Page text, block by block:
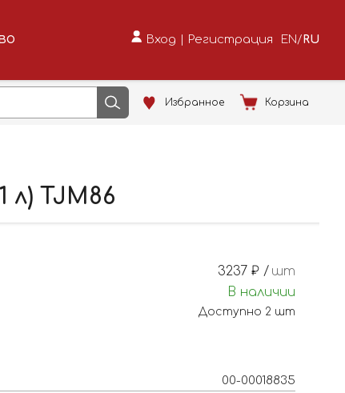
Вход | Регистрация EN /RU
Избранное Корзина
TJM86
00-00018835
3237 ₽ / шт
В наличии
Доступно 2 шт